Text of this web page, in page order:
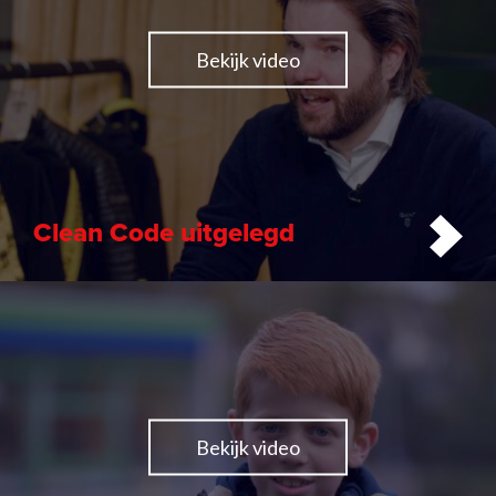
Videoproductie
Van den Biggelaar Installatietechniek
Bekijk video
Clean Code uitgelegd
Bekijk video